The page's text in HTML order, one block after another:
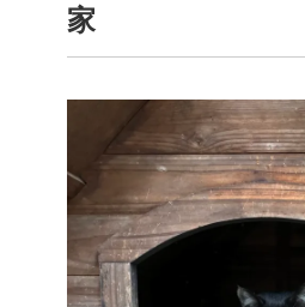
家